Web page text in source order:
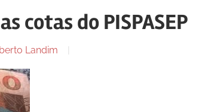
cotas do PISPASEP
Landim